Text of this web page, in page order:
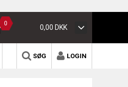
0 0,00 DKK
LOGIN
SØG